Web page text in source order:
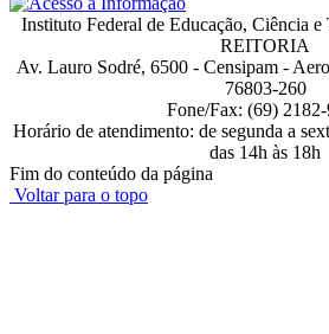
Instituto Federal de Educação, Ciência
REITORIA
Av. Lauro Sodré, 6500 - Censipam -
76803-260
Fone/Fax: (69)
Horário de atendimento: de segunda a
das 14h às 18h
Fim do conteúdo da página
Voltar para o topo